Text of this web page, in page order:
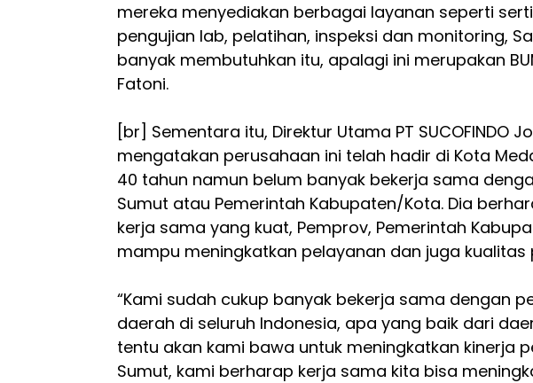
mereka menyediakan berbagai layanan seperti
pengujian lab, pelatihan, inspeksi dan monitoring,
banyak membutuhkan itu, apalagi ini merupakan
Fatoni.
[br] Sementara itu, Direktur Utama PT SUCOFINDO
mengatakan perusahaan ini telah hadir di Kota
40 tahun namun belum banyak bekerja sama
Sumut atau Pemerintah Kabupaten/Kota. Dia
kerja sama yang kuat, Pemprov, Pemerintah
mampu meningkatkan pelayanan dan juga kualitas
“Kami sudah cukup banyak bekerja sama dengan
daerah di seluruh Indonesia, apa yang baik dari
tentu akan kami bawa untuk meningkatkan kinerja
Sumut, kami berharap kerja sama kita bisa